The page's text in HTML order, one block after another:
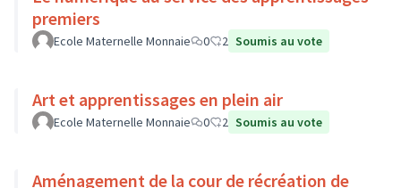
premiers
Ecole Maternelle Monnaie 0 2 Soumis au vote
Art et apprentissages en plein air
Ecole Maternelle Monnaie 0 2 Soumis au vote
Aménagement de la cour de récréation de